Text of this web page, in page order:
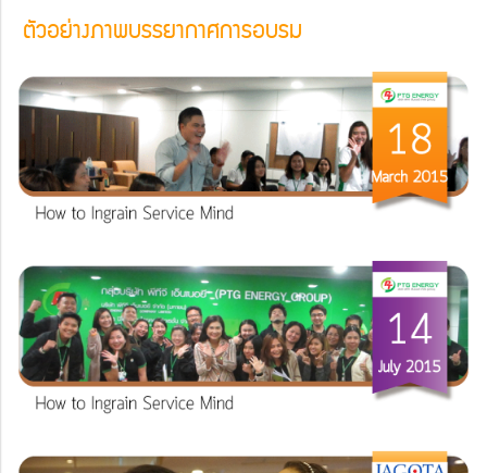
ตัวอย่างภาพบรรยากาศการอบรม